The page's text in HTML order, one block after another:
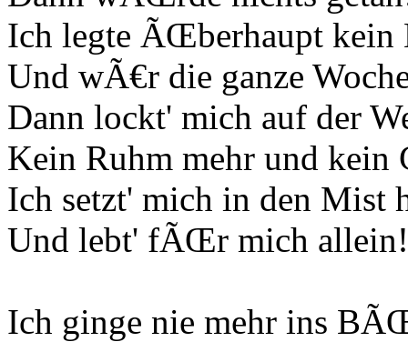
Ich legte ÃŒberhaupt kein
Und wÃ€r die ganze
Dann lockt' mich auf der
Kein Ruhm mehr und kein
Ich setzt' mich in den Mist
Und lebt' fÃŒr mich allein!
Ich ginge nie mehr ins